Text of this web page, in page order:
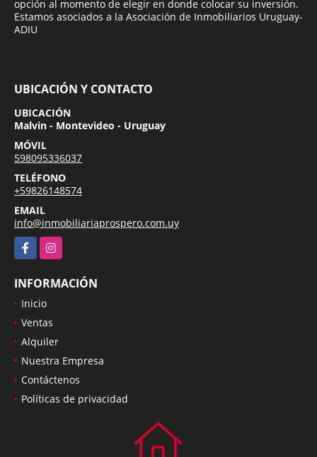
opción al momento de elegir en donde colocar su inversión.
Estamos asociados a la Asociación de Inmobiliarios Uruguay-
ADIU
UBICACIÓN Y CONTACTO
UBICACIÓN
Malvin - Montevideo - Uruguay
MÓVIL
598095336037
TELÉFONO
+59826148574
EMAIL
info@inmobiliariaprospero.com.uy
FacebookInstagram
INFORMACIÓN
Inicio
Ventas
Alquiler
Nuestra Empresa
Contáctenos
Políticas de privacidad